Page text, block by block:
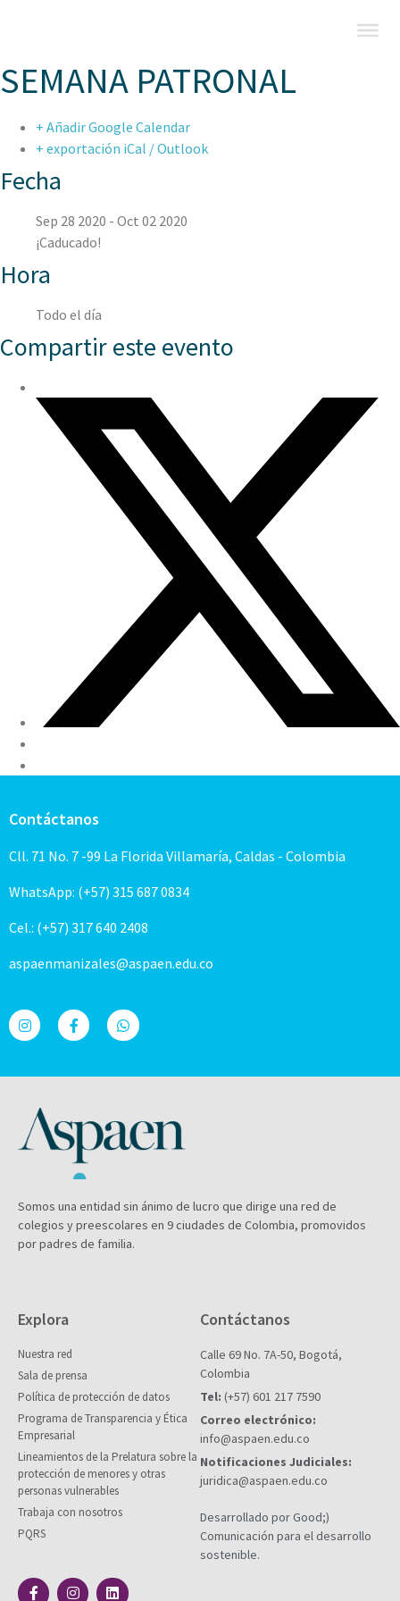
SEMANA PATRONAL
+ Añadir Google Calendar
+ exportación iCal / Outlook
Fecha
Sep 28 2020 - Oct 02 2020
¡Caducado!
Hora
Todo el día
Compartir este evento
Contáctanos
Cll. 71 No. 7 -99 La Florida Villamaría, Caldas - Colombia
WhatsApp: (+57) 315 687 0834
Cel.: (+57) 317 640 2408
aspaenmanizales@aspaen.edu.co
Somos una entidad sin ánimo de lucro que dirige una red de
colegios y preescolares en 9 ciudades de Colombia, promovidos
por padres de familia.
Explora
Nuestra red
Sala de prensa
Política de protección de datos
Programa de Transparencia y Ética
Empresarial
Lineamientos de la Prelatura sobre la
protección de menores y otras
personas vulnerables
Trabaja con nosotros
PQRS
Contáctanos
Calle 69 No. 7A-50, Bogotá,
Colombia
Tel: (+57) 601 217 7590
Correo electrónico:
info@aspaen.edu.co
Notificaciones Judiciales:
juridica@aspaen.edu.co
Desarrollado por Good;)
Comunicación para el desarrollo
sostenible.